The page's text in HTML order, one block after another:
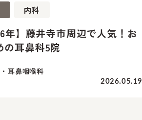
内科
年】藤井寺市周辺で人気！お
の耳鼻科5院
耳鼻咽喉科
2026.05.19